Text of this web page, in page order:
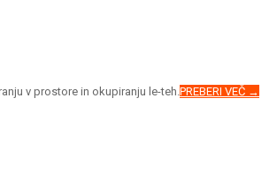
v prostore in okupiranju le-teh. PREBERI VEČ →